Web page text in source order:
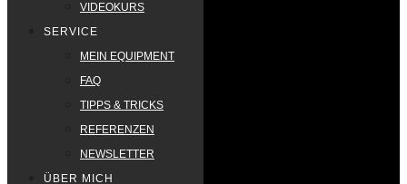
VIDEOKURS
SERVICE
MEIN EQUIPMENT
FAQ
TIPPS & TRICKS
REFERENZEN
NEWSLETTER
ÜBER MICH